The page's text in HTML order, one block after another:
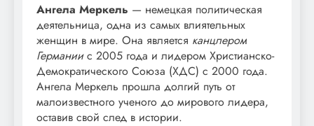
Ангела Меркель — немецкая политическая
деятельница, одна из самых влиятельных
женщин в мире. Она является канцлером
Германиис 2005 года и лидером Христианско-
Демократического Союза (ХДС) с 2000 года.
Ангела Меркель прошла долгий путь от
малоизвестного ученого до мирового лидера,
оставив свой след в истории.